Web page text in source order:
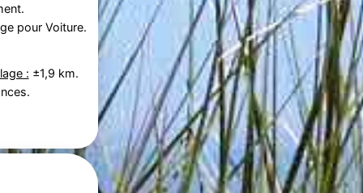
pour Voiture.
: ±1,9 km.